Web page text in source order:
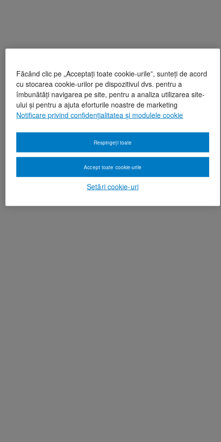
Făcând clic pe „Acceptați toate cookie-urile”, sunteți de acord
cu stocarea cookie-urilor pe dispozitivul dvs. pentru a
îmbunătăți navigarea pe site, pentru a analiza utilizarea site-
ului și pentru a ajuta eforturile noastre de marketing
Notificare privind confidențialitatea și modulele cookie
Setări cookie-uri
Respingeți toate
Accept toate cookie-urile